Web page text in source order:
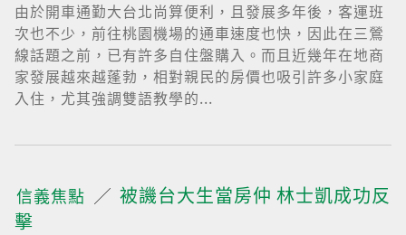
由於開車通勤大台北尚算便利，且發展多年後，客運班
次也不少，前往桃園機場的通車速度也快，因此在三鶯
線話題之前，已有許多自住盤購入。而且近幾年在地商
家發展越來越蓬勃，相對親民的房價也吸引許多小家庭
入住，尤其強調雙語教學的...
信義焦點
被譏台大生當房仲 林士凱成功反
擊